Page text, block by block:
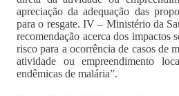
apreciação da adequação das
para o resgate. IV – Ministério da
recomendação acerca dos impactos
risco para a ocorrência de casos de
atividade ou empreendimento
endêmicas de malária”.